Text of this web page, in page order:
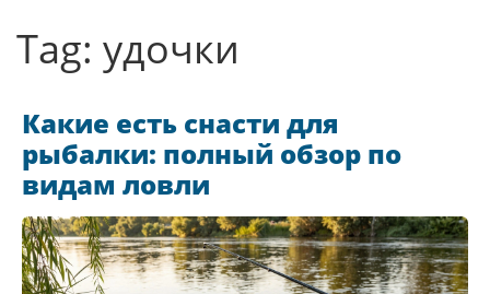
Tag: удочки
Какие есть снасти для
рыбалки: полный обзор по
видам ловли